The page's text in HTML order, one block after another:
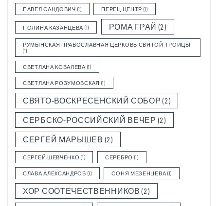
ПАВЕЛ САНДОВИЧ (1) ПЕРЕЦ ЦЕНТР (1)
ПОЛИНА КАЗАНЦЕВА (1) РОМА ГРАЙ (2)
РУМЫНСКАЯ ПРАВОСЛАВНАЯ ЦЕРКОВЬ СВЯТОЙ ТРОИЦЫ
(1)
СВЕТЛАНА КОВАЛЕВА (1)
СВЕТЛАНА РОЗУМОВСКАЯ (1)
СВЯТО-ВОСКРЕСЕНСКИЙ СОБОР (2)
СЕРБСКО-РОССИЙСКИЙ ВЕЧЕР (2)
СЕРГЕЙ МАРЫШЕВ (2)
СЕРГЕЙ ШЕВЧЕНКО (1) СЕРЕБРО (1)
СЛАВА АЛЕКСАНДРОВ (1) СОНЯ МЕЗЕНЦЕВА (1)
ХОР СООТЕЧЕСТВЕННИКОВ (2)